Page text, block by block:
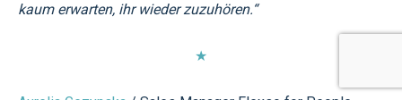
kaum erwarten, ihr wieder zuzuhören.“
★